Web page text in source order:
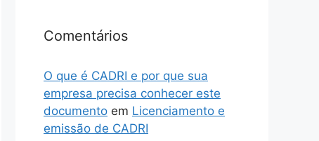
Comentários
O que é CADRI e por que sua
empresa precisa conhecer este
documento em Licenciamento e
emissão de CADRI